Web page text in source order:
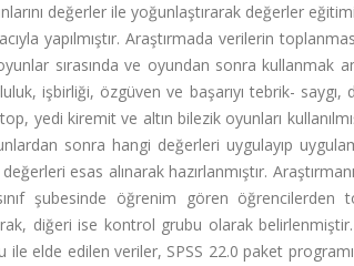
değerler ile yoğunlaştırarak değerler
yapılmıştır. Araştırmada verilerin
sırasında ve oyundan sonra kullanmak
işbirliği, özgüven ve başarıyı tebrik- saygı,
yedi kiremit ve altın bilezik oyunları
sonra hangi değerleri uygulayıp
esas alınarak hazırlanmıştır.
şubesinde öğrenim gören öğrencilerden
diğeri ise kontrol grubu olarak belirlenmiştir.
elde edilen veriler, SPSS 22.0 paket